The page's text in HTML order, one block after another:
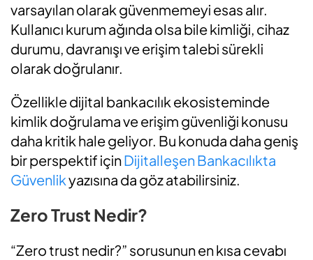
varsayılan olarak güvenmemeyi esas alır.
Kullanıcı kurum ağında olsa bile kimliği, cihaz
durumu, davranışı ve erişim talebi sürekli
olarak doğrulanır.
Özellikle dijital bankacılık ekosisteminde
kimlik doğrulama ve erişim güvenliği konusu
daha kritik hale geliyor. Bu konuda daha geniş
bir perspektif içinDijitalleşen Bankacılıkta
Güvenlikyazısına da göz atabilirsiniz.
Zero Trust Nedir?
“Zero trust nedir?” sorusunun en kısa cevabı